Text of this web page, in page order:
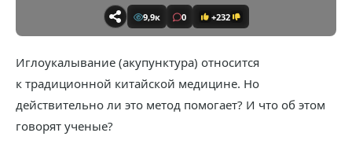
9,9к 0 +232
Иглоукалывание (акупунктура) относится
к традиционной китайской медицине. Но
действительно ли это метод помогает? И что об этом
говорят ученые?